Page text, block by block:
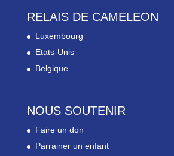
RELAIS DE CAMELEON
Luxembourg
Etats-Unis
Belgique
NOUS SOUTENIR
Faire un don
Parrainer un enfant